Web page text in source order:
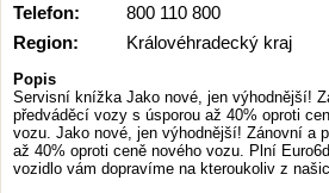
Telefon:
800 110 800
Region:
Královéhradecký kraj
Popis
Servisní knížka Jako nové, jen výhodnější!
předváděcí vozy s úsporou až 40% oproti
vozu. Jako nové, jen výhodnější! Zánovní a
až 40% oproti ceně nového vozu. Plní
vozidlo vám dopravíme na kteroukoliv z